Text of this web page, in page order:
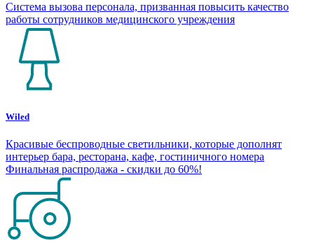
Система вызова персонала, призванная повысить качество
работы сотрудников медицинского учреждения
Wiled
Красивые беспроводные светильники, которые дополнят
интерьер бара, ресторана, кафе, гостиничного номера
Финальная распродажа - скидки до 60%!